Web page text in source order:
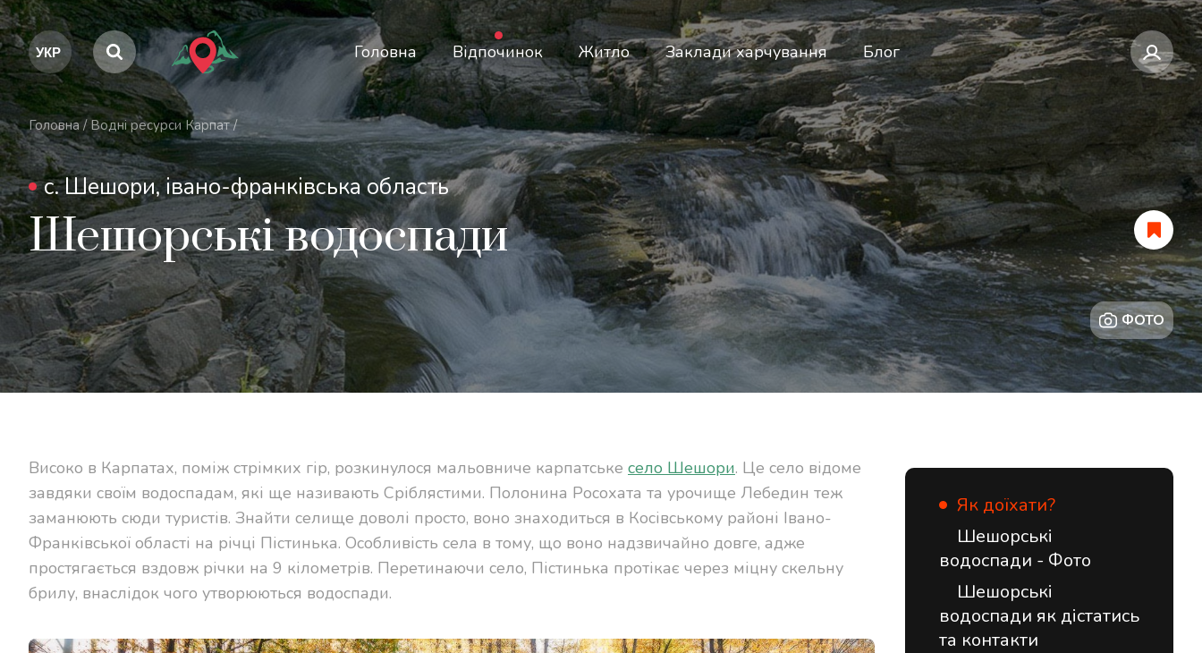
Головна Відпочинок Житло Заклади харчування Блог
Головна / Водні ресурси Карпат /
с. Шешори, івано-франківська область
Шешорські водоспади
ФОТО
Високо в Карпатах, поміж стрімких гір, розкинулося мальовниче карпатське село Шешори. Це село відоме
завдяки своїм водоспадам, які ще називають Сріблястими. Полонина Росохата та урочище Лебедин теж
заманюють сюди туристів. Знайти селище доволі просто, воно знаходиться в Косівському районі Івано-
Франківської області на річці Пістинька. Особливість села в тому, що воно надзвичайно довге, адже
простягається вздовж річки на 9 кілометрів. Перетинаючи село, Пістинька протікає через міцну скельну
брилу, внаслідок чого утворюються водоспади.
Як доїхати?
Шешорські
водоспади - Фото
Шешорські
водоспади як дістатись
та контакти